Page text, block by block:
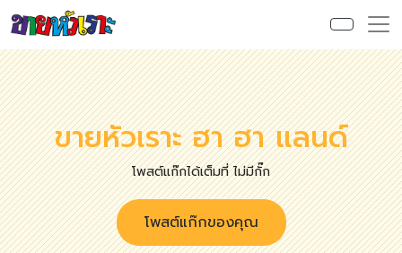
ขายหัวเราะ ฮา ฮา แลนด์
โพสต์แก๊กได้เต็มที่ ไม่มีกั๊ก
โพสต์แก๊กของคุณ